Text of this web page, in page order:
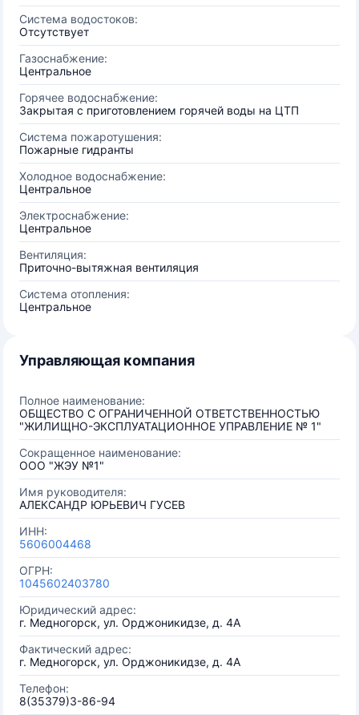
Система водостоков:
Отсутствует
Газоснабжение:
Центральное
Горячее водоснабжение:
Закрытая с приготовлением горячей воды на ЦТП
Система пожаротушения:
Пожарные гидранты
Холодное водоснабжение:
Центральное
Электроснабжение:
Центральное
Вентиляция:
Приточно-вытяжная вентиляция
Система отопления:
Центральное
Управляющая компания
Полное наименование:
ОБЩЕСТВО С ОГРАНИЧЕННОЙ ОТВЕТСТВЕННОСТЬЮ
"ЖИЛИЩНО-ЭКСПЛУАТАЦИОННОЕ УПРАВЛЕНИЕ № 1"
Сокращенное наименование:
ООО "ЖЭУ №1"
Имя руководителя:
АЛЕКСАНДР ЮРЬЕВИЧ ГУСЕВ
ИНН:
5606004468
ОГРН:
1045602403780
Юридический адрес:
г. Медногорск, ул. Орджоникидзе, д. 4А
Фактический адрес:
г. Медногорск, ул. Орджоникидзе, д. 4А
Телефон:
8(35379)3-86-94